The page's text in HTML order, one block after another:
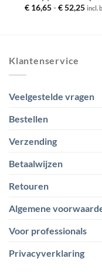
€16,65 - €52,25 incl.
Klantenservice
Veelgestelde vragen
Bestellen
Verzending
Betaalwijzen
Retouren
Algemene
Voor professionals
Privacyverklaring